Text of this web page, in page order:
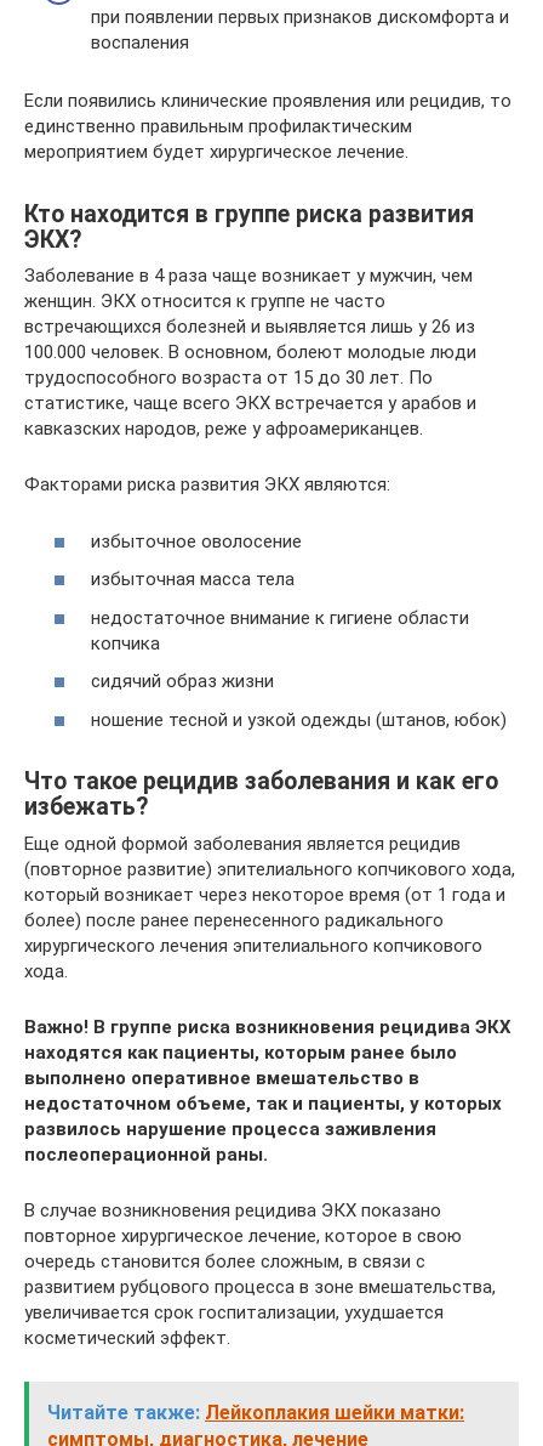
при появлении первых признаков дискомфорта и
воспаления
Если появились клинические проявления или рецидив, то
единственно правильным профилактическим
мероприятием будет хирургическое лечение.
Кто находится в группе риска развития
ЭКХ?
Заболевание в 4 раза чаще возникает у мужчин, чем
женщин. ЭКХ относится к группе не часто
встречающихся болезней и выявляется лишь у 26 из
100.000 человек. В основном, болеют молодые люди
трудоспособного возраста от 15 до 30 лет. По
статистике, чаще всего ЭКХ встречается у арабов и
кавказских народов, реже у афроамериканцев.
Факторами риска развития ЭКХ являются:
избыточное оволосение
избыточная масса тела
недостаточное внимание к гигиене области
копчика
сидячий образ жизни
ношение тесной и узкой одежды (штанов, юбок)
Что такое рецидив заболевания и как его
избежать?
Еще одной формой заболевания является рецидив
(повторное развитие) эпителиального копчикового хода,
который возникает через некоторое время (от 1 года и
более) после ранее перенесенного радикального
хирургического лечения эпителиального копчикового
хода.
Важно! В группе риска возникновения рецидива ЭКХ
находятся как пациенты, которым ранее было
выполнено оперативное вмешательство в
недостаточном объеме, так и пациенты, у которых
развилось нарушение процесса заживления
послеоперационной раны.
В случае возникновения рецидива ЭКХ показано
повторное хирургическое лечение, которое в свою
очередь становится более сложным, в связи с
развитием рубцового процесса в зоне вмешательства,
увеличивается срок госпитализации, ухудшается
косметический эффект.
Читайте также: Лейкоплакия шейки матки:
симптомы, диагностика, лечение